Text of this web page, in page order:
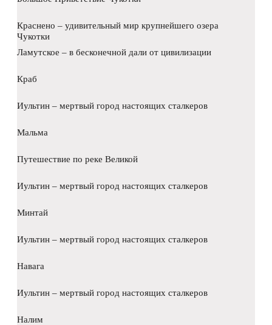
Краснено – удивительный мир крупнейшего озера
Чукотки
Ламутское – в бесконечной дали от цивилизации
Краб
Иультин – мертвый город настоящих сталкеров
Мальма
Путешествие по реке Великой
Иультин – мертвый город настоящих сталкеров
Минтай
Иультин – мертвый город настоящих сталкеров
Навага
Иультин – мертвый город настоящих сталкеров
Налим